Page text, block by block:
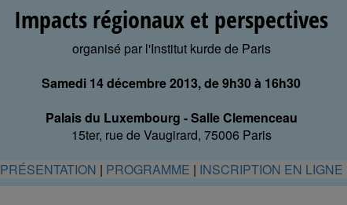
Impacts régionaux et perspectives
organisé par l'Institut kurde de Paris
Samedi 14 décembre 2013, de 9h30 à 16h30
Palais du Luxembourg - Salle Clemenceau
15ter, rue de Vaugirard, 75006 Paris
PRÉSENTATION | PROGRAMME | INSCRIPTION EN LIGNE